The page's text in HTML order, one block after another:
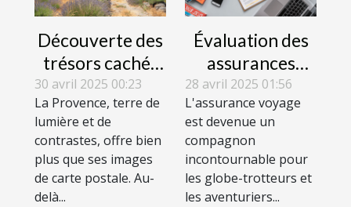
Découverte des
trésors cachés
de la Provence
itinéraires hors
des sentiers
battus
30 avril 2025 00:23
La Provence, terre de
lumière et de
contrastes, offre bien
plus que ses images
de carte postale. Au-
delà...
Évaluation des
assurances
voyage :
avantages et
inconvénients
des garanties
offertes
28 avril 2025 01:56
L'assurance voyage
est devenue un
compagnon
incontournable pour
les globe-trotteurs et
les aventuriers...